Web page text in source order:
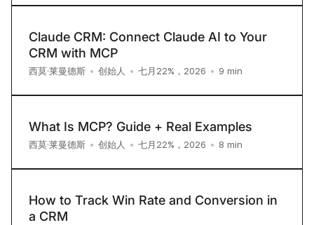
Claude CRM: Connect Claude AI to Your
CRM with MCP
西莫·莱曼德斯 • 创始人 • 七月22%，2026 • 9 min
What Is MCP? Guide + Real Examples
西莫·莱曼德斯 • 创始人 • 七月22%，2026 • 8 min
How to Track Win Rate and Conversion in
a CRM